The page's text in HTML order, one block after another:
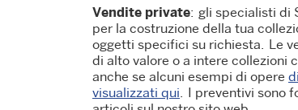
Vendite private: gli specialisti di
per la costruzione della tua
oggetti specifici su richiesta. Le
di alto valore o a intere collezioni
anche se alcuni esempi di opere
visualizzati qui. I preventivi sono